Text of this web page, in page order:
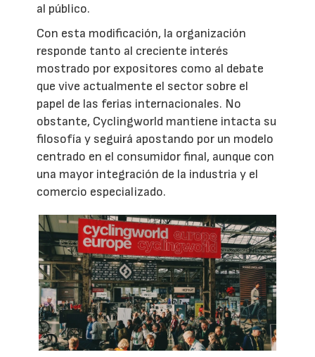
al público.
Con esta modificación, la organización
responde tanto al creciente interés
mostrado por expositores como al debate
que vive actualmente el sector sobre el
papel de las ferias internacionales. No
obstante, Cyclingworld mantiene intacta su
filosofía y seguirá apostando por un modelo
centrado en el consumidor final, aunque con
una mayor integración de la industria y el
comercio especializado.